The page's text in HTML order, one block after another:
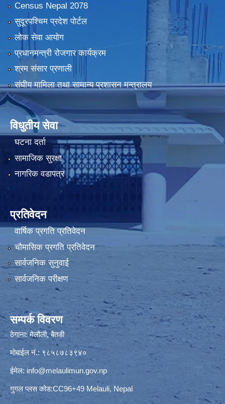
Census Nepal 2078
सुदूरपश्चिम प्रदेश पोर्टल
लोक सेवा आयोग
प्रधानमन्त्री रोजगार कार्यक्रम
श्रम संसार प्रणाली
संघीय मामिला तथा सामान्य प्रशासन मन्त्रालय
विधुतीय सेवा
घटना दर्ता
सामाजिक सुरक्षा
नागरिक वडापत्र
प्रतिवेदन
वार्षिक प्रगति प्रतिवेदन
चौमासिक प्रगति प्रतिवेदन
सार्वजनिक सुनुवाई
सार्वजनिक परीक्षण
सम्पर्क विवरण
ठेगाना: मेलौली, बैतडी
मोबाईल नं.: ९८५८७८३९४०
ईमेल: info@melaulimun.gov.np
गुगल प्लस कोड:CC96+49 Melauli, Nepal